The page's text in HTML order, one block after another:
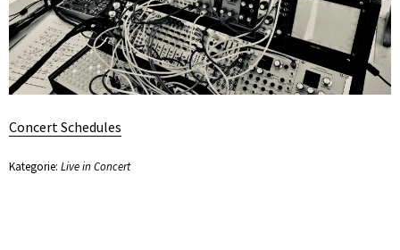
Concert Schedules
Kategorie: Live in Concert